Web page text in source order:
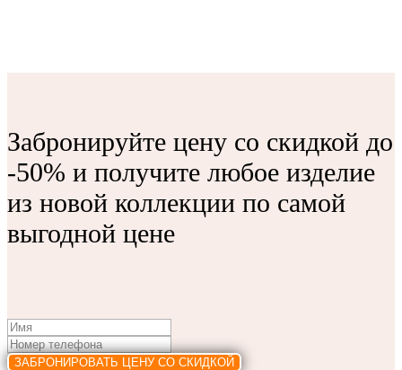
Забронируйте цену со скидкой до
-50% и получите любое изделие
из новой коллекции по самой
выгодной цене
ЗАБРОНИРОВАТЬ ЦЕНУ СО СКИДКОЙ